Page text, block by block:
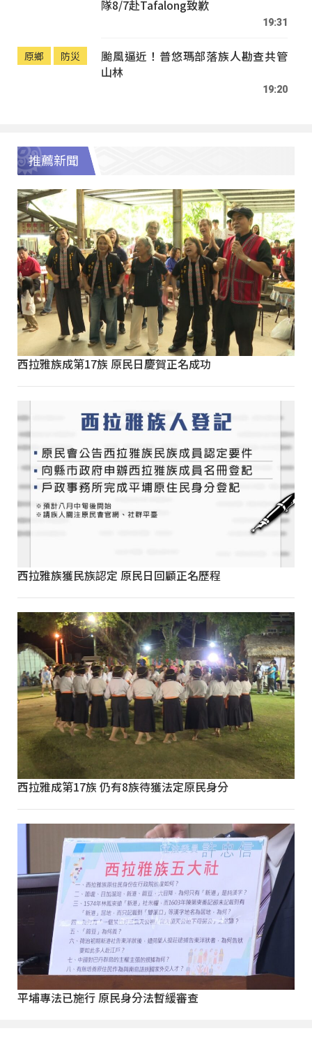
隊8/7赴Tafalong致歉
19:31
原鄉 防災
颱風逼近！普悠瑪部落族人勘查共管
山林
19:20
推薦新聞
西拉雅族成第17族 原民日慶賀正名成功
西拉雅族獲民族認定 原民日回顧正名歷程
西拉雅成第17族 仍有8族待獲法定原民身分
平埔專法已施行 原民身分法暫緩審查